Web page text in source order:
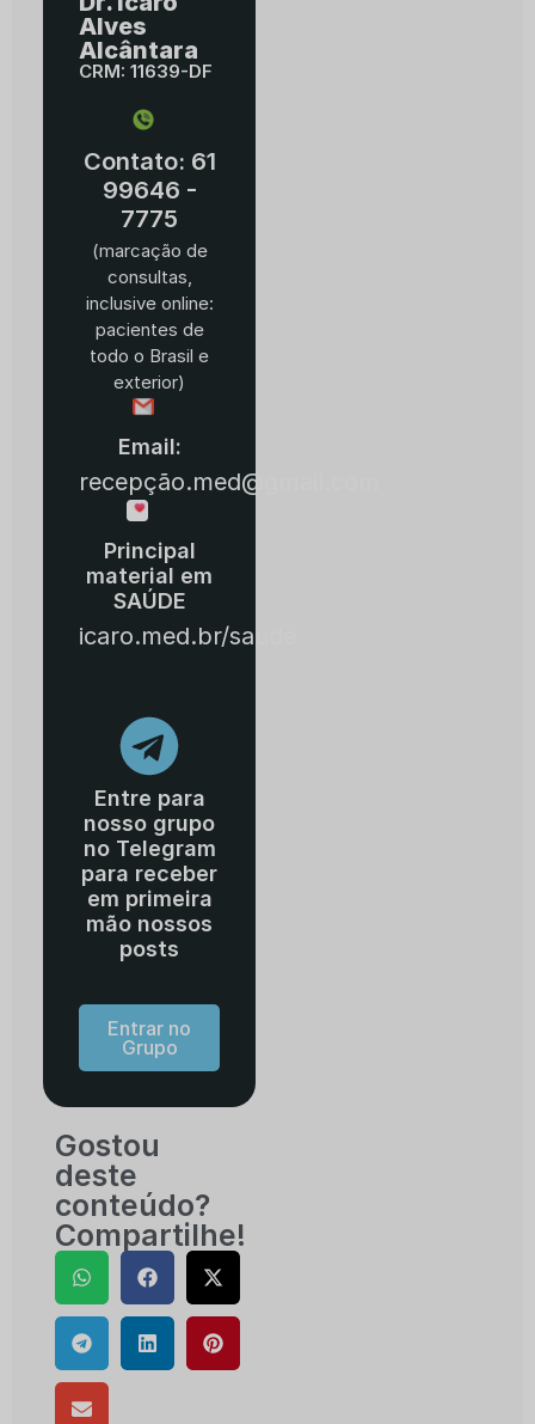
Alves
Alcântara
CRM: 11639-DF
Contato: 61
99646 -
7775
(marcação de
consultas,
inclusive online:
pacientes de
todo o Brasil e
exterior)
Email:
recepção.med@gmail.com
Principal
material em
SAÚDE
icaro.med.br/saude
Entre para
nosso grupo
no Telegram
para receber
em primeira
mão nossos
posts
Entrar no
Grupo
Gostou
deste
conteúdo?
Compartilhe!